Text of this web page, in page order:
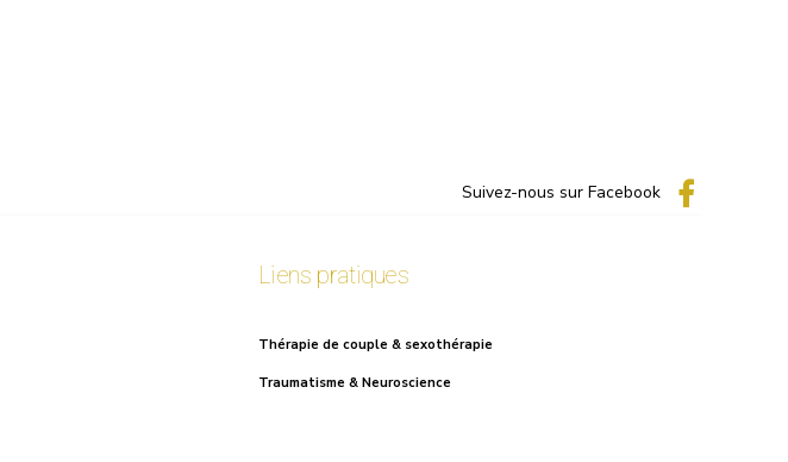
Suivez-nous sur Facebook
Liens pratiques
Thérapie de couple & sexothérapie
Traumatisme & Neuroscience